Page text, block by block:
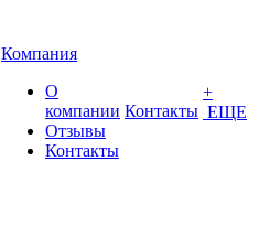
Компания
О
компании
Отзывы
Контакты
Контакты
+
ЕЩЕ